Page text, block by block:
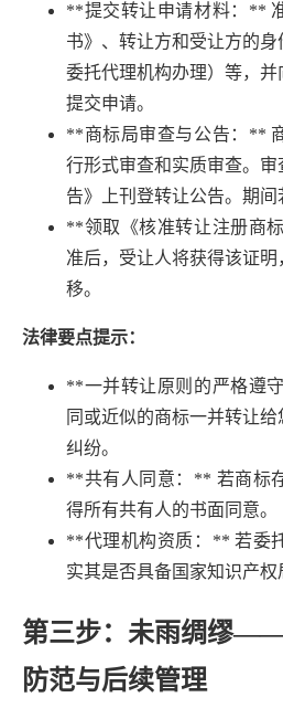
**提交转让申请材料：**
书》、转让方和受让方的
委托代理机构办理）等，
提交申请。
**商标局审查与公告：**
行形式审查和实质审查。
告》上刊登转让公告。期间
**领取《核准转让注册商
准后，受让人将获得该证
移。
法律要点提示：
**一并转让原则的严格遵
同或近似的商标一并转让
纠纷。
**共有人同意：** 若商标
得所有共有人的书面同意。
**代理机构资质：** 若委
实其是否具备国家知识产权
第三步：未雨绸缪
防范与后续管理